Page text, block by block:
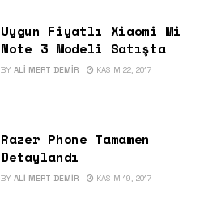
Uygun Fiyatlı Xiaomi Mi
Note 3 Modeli Satışta
BY ALI MERT DEMIR KASIM 22, 2017
Razer Phone Tamamen
Detaylandı
BY ALI MERT DEMIR KASIM 19, 2017